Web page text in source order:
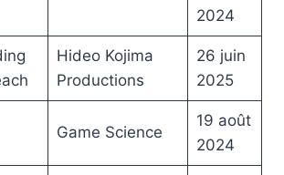
2024
Hideo Kojima
Productions
26 juin
2025
Game Science
19 août
2024